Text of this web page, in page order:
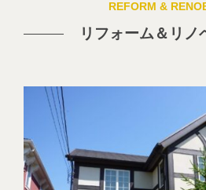
REFORM &
リフォーム＆リノ